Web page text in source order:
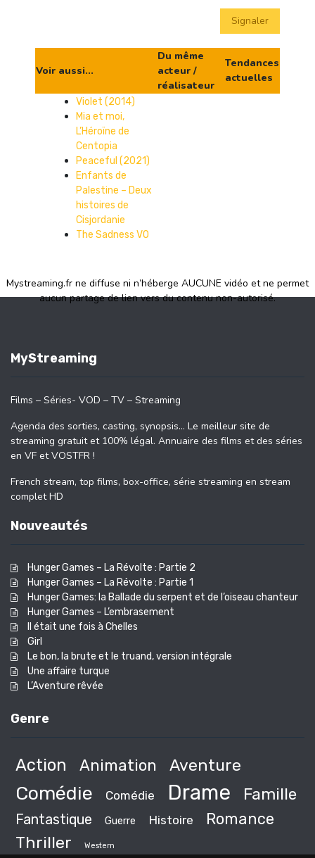
Signaler
Voir aussi...
Du même
acteur /
réalisateur
Tendances
actuelles
Violet (2014)
Mia et moi,
L’Héroïne de
Centopia
Peaceful (2021)
Enfants de
Palestine – Deux
histoires de
Cisjordanie
The Sadness VO
Mystreaming.fr ne diffuse ni n’héberge AUCUNE vidéo et ne permet
aucun partage de lien vers du contenu non-autorisé.
MyStreaming
Films – Séries- VOD – TV – Streaming
Agenda des sorties, casting, synopsis… Le meilleur site de
streaming gratuit et 100% légal. Annuaire des films et des séries
en VF et VOSTFR !
French stream, top films, box-office, série streaming en stream
complet HD
Nouveautés
Hunger Games – La Révolte : Partie 2
Hunger Games – La Révolte : Partie 1
Hunger Games: la Ballade du serpent et de l’oiseau chanteur
Hunger Games – L’embrasement
Il était une fois à Chelles
Girl
Le bon, la brute et le truand, version intégrale
Une affaire turque
L’Aventure rêvée
Genre
Action Animation Aventure
Comédie Comédie Drame Famille
Fantastique Guerre Histoire Romance
Thriller Western